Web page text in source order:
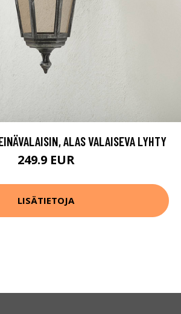
ALAS VALAISEVA LYHTY
249.9 EUR
LISÄTIETOJA